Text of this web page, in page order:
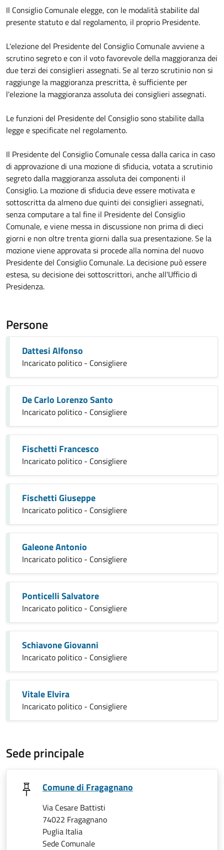
Il Consiglio Comunale elegge, con le modalità stabilite dal
presente statuto e dal regolamento, il proprio Presidente.
L'elezione del Presidente del Consiglio Comunale avviene a
scrutino segreto e con il voto favorevole della maggioranza dei
due terzi dei consiglieri assegnati. Se al terzo scrutinio non si
raggiunge la maggioranza prescritta, è sufficiente per
l'elezione la maggioranza assoluta dei consiglieri assegnati.
Le funzioni del Presidente del Consiglio sono stabilite dalla
legge e specificate nel regolamento.
Il Presidente del Consiglio Comunale cessa dalla carica in caso
di approvazione di una mozione di sfiducia, votata a scrutinio
segreto dalla maggioranza assoluta dei componenti il
Consiglio. La mozione di sfiducia deve essere motivata e
sottoscritta da almeno due quinti dei consiglieri assegnati,
senza computare a tal fine il Presidente del Consiglio
Comunale, e viene messa in discussione non prima di dieci
giorni e non oltre trenta giorni dalla sua presentazione. Se la
mozione viene approvata si procede alla nomina del nuovo
Presidente del Consiglio Comunale. La decisione può essere
estesa, su decisione dei sottoscrittori, anche all'Ufficio di
Presidenza.
Persone
Dattesi Alfonso
Incaricato politico - Consigliere
De Carlo Lorenzo Santo
Incaricato politico - Consigliere
Fischetti Francesco
Incaricato politico - Consigliere
Fischetti Giuseppe
Incaricato politico - Consigliere
Galeone Antonio
Incaricato politico - Consigliere
Ponticelli Salvatore
Incaricato politico - Consigliere
Schiavone Giovanni
Incaricato politico - Consigliere
Vitale Elvira
Incaricato politico - Consigliere
Sede principale
Comune di Fragagnano
Via Cesare Battisti
74022 Fragagnano
Puglia Italia
Sede Comunale